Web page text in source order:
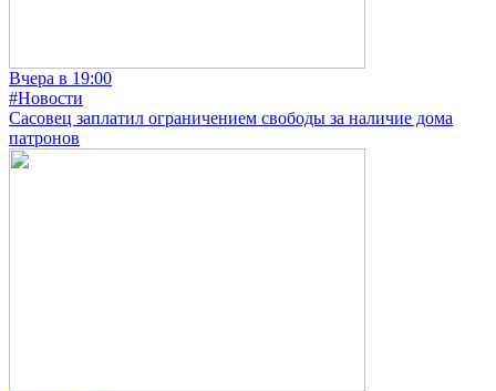
Вчера в 19:00
#Новости
Сасовец заплатил ограничением свободы за наличие дома
патронов